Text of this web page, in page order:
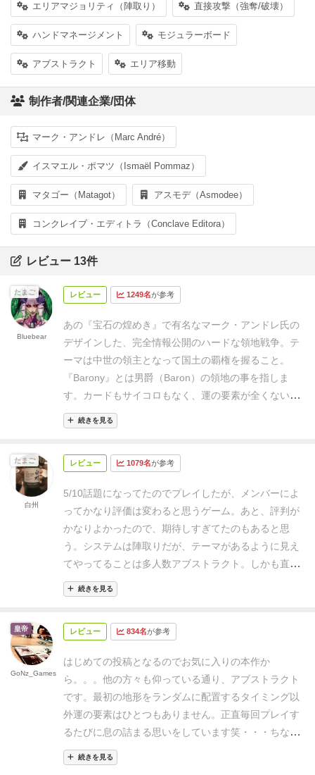
エリアマジョリティ（陣取り） 直接攻撃（強奪/破壊）
ハンドマネージメント モジュラーボード
アブストラクト エリア移動
制作者/関連企業/団体
マーク・アンドレ（Marc André）
イスマエル・ポマツ（Ismaël Pommaz）
マタゴー（Matagot） アスモデ（Asmodee）
コンクレイブ・エディトラ（Conclave Editora）
レビュー 13件
レビュー 1249名が参考
あの『宝石の煌めき』で有名なマーク・アンドレ氏の
デザインした、完全情報公開のハードな領地戦争。 テ
ーマは中世の領主となって国土の覇権を握ること。
『Barony』とは男爵（Baron）の領地の事を指しま
す。
カードもサイコロもなく、運の要素が全くない状
態で、最大4人の男爵が自らの判断力のみを頼りに全
力で殴り合うゲームです。
時には『自分の行動の結果でピンチ！』になってとい
勢力の思惑が入り乱れるので、なかなか思う通りに行
かないのですが、他勢力の目論見もよく考えて戦略を
立てる快感はなかなかのものでした。こういう戦略思
考の得意な人はやはり強く、そのためけっこう好きな
ゲームになると思いますが、なーんにも考えてない、
または考えるのが苦手な人はおそらくボロ負けするの
メンツをみて出しましょうね(^^;;
ーネント基本はカラフルな地形タイルと木駒のみ。
（あとは資源チップくらい）地形タイルはこんなの↓
で、
これをランダムに《人数分×9》だけ取り出して好
きなように組み合わせて並べます。けっこう広い。4
人だとこんな感じ。↓複雑な組み合わせになるので、お
そらく盤面のパターンは天文学的な組み合わせになり
ますね。（裏面があったらもっと凄かっただろうけ
ど、さすがにそこまでは必要ないというわけですね、
続きを見る
たまご
Bluebear
レビュー 1079名が参考
5/10話題になってたのでプレイしたが、メンバーによ
ってかなり評価は変わると思うゲーム。 あと、評判が
かなりよかったので、期待しすぎてたのもあると思
う。
システムは陣取りだが、テーマがあるように見え
てやってることは多人数アブストラクト。しかも直接
攻撃あり。個人的に好きではないシステムの組み合わ
せだったので、この評価。嫌いではないが、そこまで
ルールはそこまで多くないし、コマもいいし、好きな
をやる理由はないかな。砂漠を越えてとかレーベンヘ
ルツとかメディチとかそれ系が大好きで、飽きたって
人向きな気はする。 個人的に例に上げたゲームは悪く
はないけど、そこまで好きではないので、このゲーム
も同じ感じ。うーん。陣取り系のアブストラクトっぽ
いゲームはあまり好きじゃないのかなぁ。
続きを見る
たまご
白州
レビュー 834名が参考
はじめての投稿となるのでお気に入りの本作か
ら。。。 他の方々も仰っている通り、アブストラクト
です。最初の地形をランダムに配置するタイミング以
外運の要素はひとつもありません。正直毎回プレイす
るたびに息の詰まる思いをしています笑・・・ちなみ
に私自身はアブストラクトはそんなに好きではありま
せん。でもバロニィは好きです。
続きを見る
皇帝
GoNz_Games